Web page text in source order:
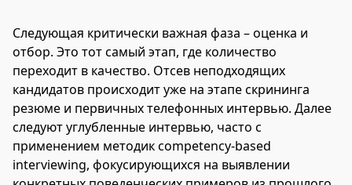
Следующая критически важная фаза – оценка и
отбор. Это тот самый этап, где количество
переходит в качество. Отсев неподходящих
кандидатов происходит уже на этапе скрининга
резюме и первичных телефонных интервью. Далее
следуют углубленные интервью, часто с
применением методик competency-based
interviewing, фокусирующихся на выявлении